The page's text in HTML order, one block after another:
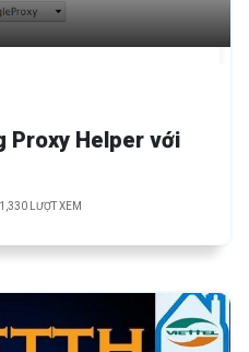
Proxy Helper với
1,330 LƯỢT XEM